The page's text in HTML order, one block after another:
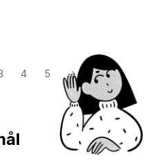
4 5 →